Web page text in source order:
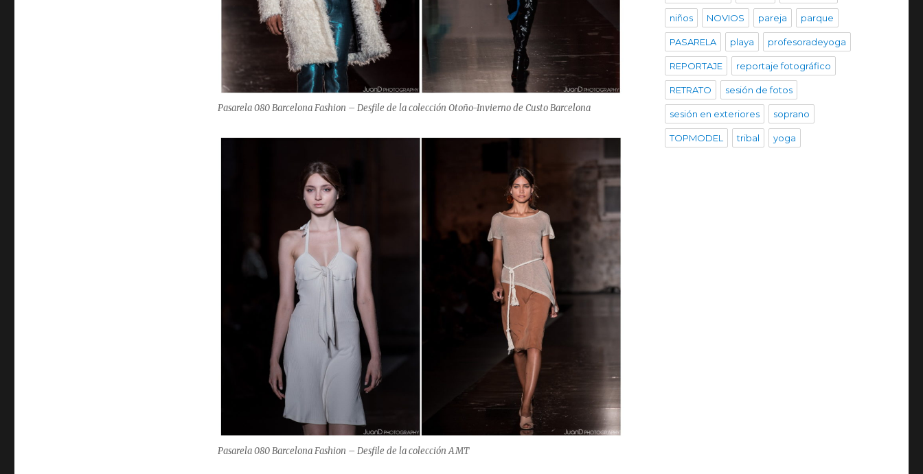
Pasarela 080 Barcelona Fashion – Desfile de la colección Otoño-Invierno de Custo Barcelona
Pasarela 080 Barcelona Fashion – Desfile de la colección AMT
niños NOVIOS pareja parque
PASARELA playa profesoradeyoga
REPORTAJE reportaje fotográfico
RETRATO sesión de fotos
sesión en exteriores soprano
TOPMODEL tribal yoga